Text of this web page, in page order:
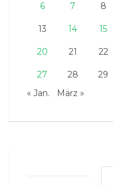
6 7 8
13 14 15
20 21 22
27 28
29
« Jan.
März »